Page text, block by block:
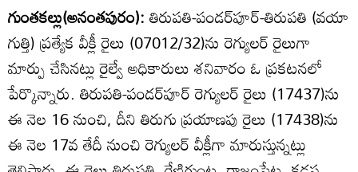
గుంతకల్లు(అనంతపురం):తిరుపతి-పండర్‌పూర్‌-తిరుపతి (వయా
గుత్తి) ప్రత్యేక వీక్లీ రైలు (07012/32)ను రెగ్యులర్‌ రైలుగా
మార్పు చేసినట్లు రైల్వే అధికారులు శనివారం ఓ ప్రకటనలో
పేర్కొన్నారు. తిరుపతి-పండర్‌పూర్‌ రెగ్యులర్‌ రైలు (17437)ను
ఈ నెల 16 నుంచి, దీని తిరుగు ప్రయాణపు రైలు (17438)ను
ఈ నెల 17వ తేదీ నుంచి రెగ్యులర్‌ వీక్లీగా మారుస్తున్నట్లు